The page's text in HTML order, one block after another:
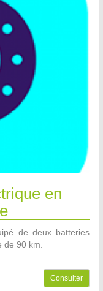
en
de deux batteries
90 km.
Consulter